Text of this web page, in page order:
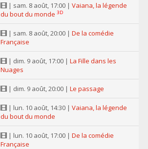
| sam. 8 août, 17:00 | Vaiana, la légende
du bout du monde 3D
| sam. 8 août, 20:00 | De la comédie
Française
| dim. 9 août, 17:00 | La Fille dans les
Nuages
| dim. 9 août, 20:00 | Le passage
| lun. 10 août, 14:30 | Vaiana, la légende
du bout du monde
| lun. 10 août, 17:00 | De la comédie
Française